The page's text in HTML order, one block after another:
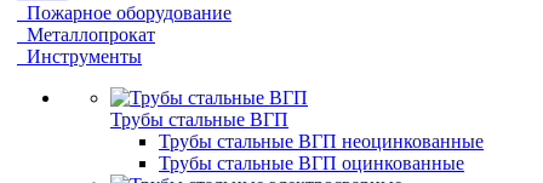
Пожарное оборудование
Металлопрокат
Инструменты
Трубы стальные ВГП
Трубы стальные ВГП неоцинкованные
Трубы стальные ВГП оцинкованные